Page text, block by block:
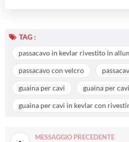
TAG :
passacavo in kevlar rivestito in
passacavo con velcro
guaina per cavi guaina per
guaina per cavi in kevlar con
MESSAGGIO PRECEDENTE